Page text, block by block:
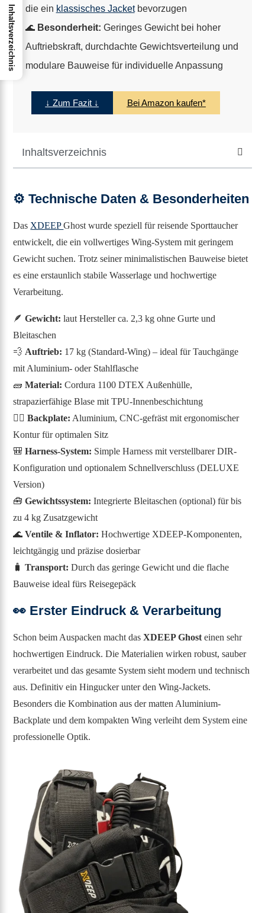
die ein klassisches Jacketbevorzugen
🌊 Besonderheit: Geringes Gewicht bei hoher
Auftriebskraft, durchdachte Gewichtsverteilung und
modulare Bauweise für individuelle Anpassung
↓ Zum Fazit ↓ Bei Amazon kaufen*
Inhaltsverzeichnis
⚙️Technische Daten & Besonderheiten
Das XDEEPGhost wurde speziell für reisende Sporttaucher
entwickelt, die ein vollwertiges Wing-System mit geringem
Gewicht suchen. Trotz seiner minimalistischen Bauweise bietet
es eine erstaunlich stabile Wasserlage und hochwertige
Verarbeitung.
🪶Gewicht: laut Hersteller ca. 2,3 kg ohne Gurte und
Bleitaschen
💨 Auftrieb: 17 kg (Standard-Wing) – ideal für Tauchgänge
mit Aluminium- oder Stahlflasche
🧱Material: Cordura 1100 DTEX Außenhülle,
strapazierfähige Blase mit TPU-Innenbeschichtung
🧍‍♂️Backplate: Aluminium, CNC-gefräst mit ergonomischer
Kontur für optimalen Sitz
🎒Harness-System: Simple Harness mit verstellbarer DIR-
Konfiguration und optionalem Schnellverschluss (DELUXE
Version)
🧰Gewichtssystem: Integrierte Bleitaschen (optional) für bis
zu 4 kg Zusatzgewicht
🌊Ventile & Inflator: Hochwertige XDEEP-Komponenten,
leichtgängig und präzise dosierbar
🧳Transport: Durch das geringe Gewicht und die flache
Bauweise ideal fürs Reisegepäck
👀 Erster Eindruck & Verarbeitung
Schon beim Auspacken macht dasXDEEP Ghost einen sehr
hochwertigen Eindruck. Die Materialien wirken robust, sauber
verarbeitet und das gesamte System sieht modern und technisch
aus. Definitiv ein Hingucker unter den Wing-Jackets.
Besonders die Kombination aus der matten Aluminium-
Backplate und dem kompakten Wing verleiht dem System eine
professionelle Optik.
Inhaltsverzeichnis